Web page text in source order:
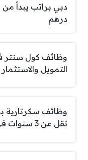
درهم
وظائف كول سنتر
التمويل
وظائف سكرتارية
تقل عن 3 سنوات في الإمارات